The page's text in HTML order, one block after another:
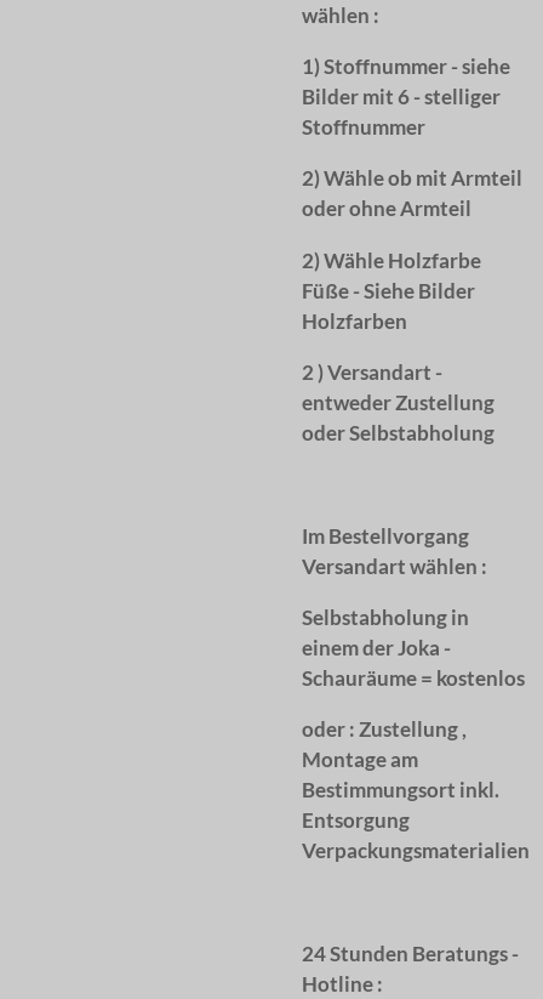
wählen :
1) Stoffnummer - siehe
Bilder mit 6 - stelliger
Stoffnummer
2) Wähle ob mit Armteil
oder ohne Armteil
2) Wähle Holzfarbe
Füße - Siehe Bilder
Holzfarben
2 ) Versandart -
entweder Zustellung
oder Selbstabholung
Im Bestellvorgang
Versandart wählen :
Selbstabholung in
einem der Joka -
Schauräume = kostenlos
oder :Zustellung ,
Montage am
Bestimmungsort inkl.
Entsorgung
Verpackungsmaterialien
24 Stunden Beratungs -
Hotline :